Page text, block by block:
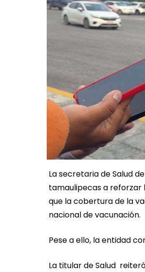
La secretaria de Salud
tamaulipecas a reforzar
que la cobertura de la
nacional de vacunación.
Pese a ello, la entidad
La titular de Salud